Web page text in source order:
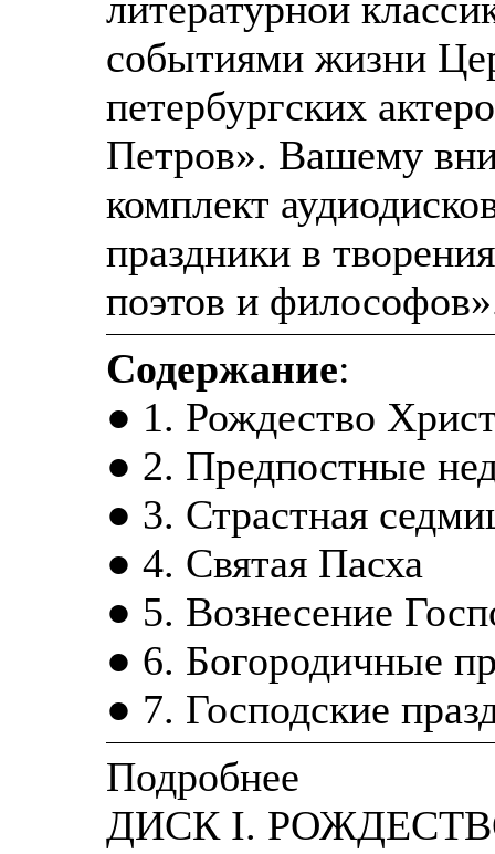
событиями жизни
петербургских
Петров». Вашему
комплект
праздники в
поэтов и
Содержание:
● 1. Рождество
● 2. Предпостные
● 3. Страстная
● 4. Святая Пасха
● 5. Вознесение
● 6. Богородичные
● 7. Господские
Подробнее
ДИСК I.